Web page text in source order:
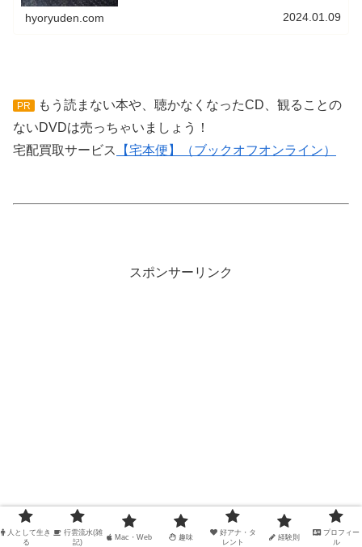
hyoryuden.com 2024.01.09
PR
もう読まない本や、聴かなくなったCD、観ることの
ないDVDは売っちゃいましょう！
宅配買取サービス
【宅本便】（ブックオフオンライン）
スポンサーリンク
人として生き
る
行雲流水(雑
記)
Mac・Web 趣味
好アナ・タ
レント
経験則
プロフィー
ル